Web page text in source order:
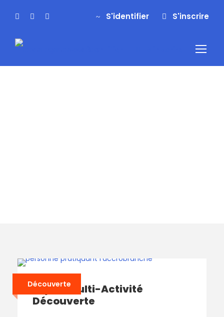
S'identifier S'inscrire
Découverte
Séjour Multi-Activité
Découverte